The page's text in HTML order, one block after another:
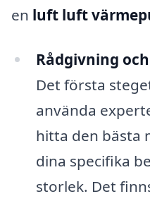
en luft luft
Rådgivning
Det första
använda
hitta den bästa
dina specifika
storlek. Det